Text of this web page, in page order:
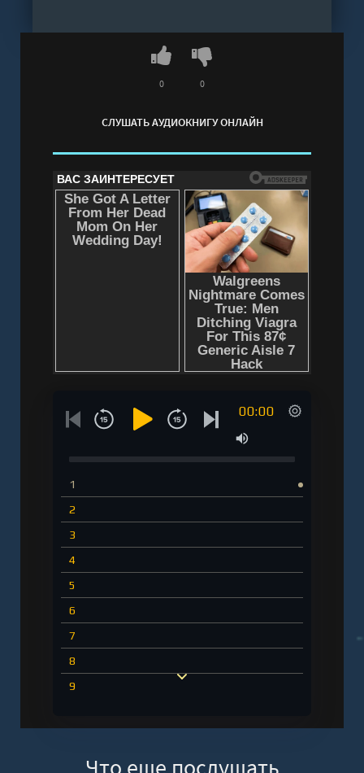
СЛУШАТЬ АУДИОКНИГУ ОНЛАЙН
0 0
00:00
1
2
3
4
5
6
7
8
9